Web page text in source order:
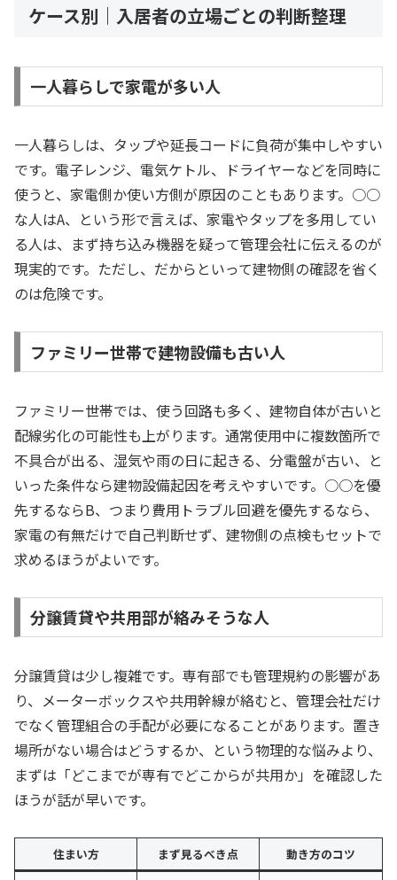
ケース別｜入居者の立場ごとの判断整理
一人暮らしで家電が多い人
一人暮らしは、タップや延長コードに負荷が集中しやすい
です。電子レンジ、電気ケトル、ドライヤーなどを同時に
使うと、家電側か使い方側が原因のこともあります。○○
な人はA、という形で言えば、家電やタップを多用してい
る人は、まず持ち込み機器を疑って管理会社に伝えるのが
現実的です。ただし、だからといって建物側の確認を省く
のは危険です。
ファミリー世帯で建物設備も古い人
ファミリー世帯では、使う回路も多く、建物自体が古いと
配線劣化の可能性も上がります。通常使用中に複数箇所で
不具合が出る、湿気や雨の日に起きる、分電盤が古い、と
いった条件なら建物設備起因を考えやすいです。○○を優
先するならB、つまり費用トラブル回避を優先するなら、
家電の有無だけで自己判断せず、建物側の点検もセットで
求めるほうがよいです。
分譲賃貸や共用部が絡みそうな人
分譲賃貸は少し複雑です。専有部でも管理規約の影響があ
り、メーターボックスや共用幹線が絡むと、管理会社だけ
でなく管理組合の手配が必要になることがあります。置き
場所がない場合はどうするか、という物理的な悩みより、
まずは「どこまでが専有でどこからが共用か」を確認した
ほうが話が早いです。
住まい方 まず見るべき点
動き方のコツ